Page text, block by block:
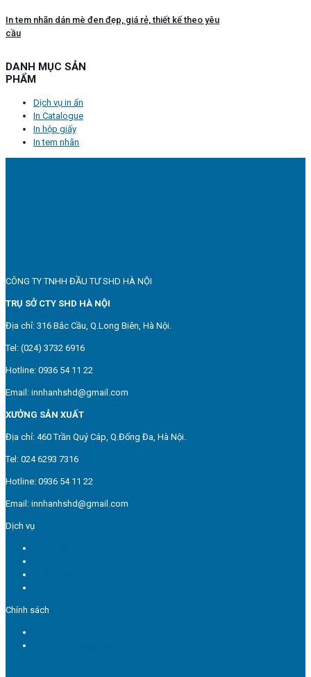
In tem nhãn dán mè đen đẹp, giá rẻ, thiết kế theo yêu
cầu
DANH MỤC SẢN
PHẨM
Dịch vụ in ấn
In Catalogue
In hộp giấy
In tem nhãn
CÔNG TY TNHH ĐẦU TƯ SHD HÀ NỘI
TRỤ SỞ CTY SHD HÀ NỘI
Địa chỉ: 316 Bắc Cầu, Q.Long Biên, Hà Nội.
Tel: (024) 3732 6916
Hotline: 0936 54 11 22
Email: innhanhshd@gmail.com
XƯỞNG SẢN XUẤT
Địa chỉ: 460 Trần Quý Cáp, Q.Đống Đa, Hà Nội.
Tel: 024 6293 7316
Hotline: 0936 54 11 22
Email: innhanhshd@gmail.com
Dịch vụ
Chính sách